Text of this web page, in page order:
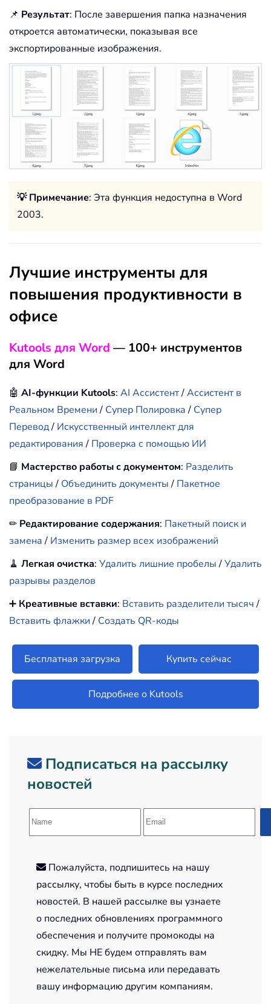
📌 Результат: После завершения папка назначения
откроется автоматически, показывая все
экспортированные изображения.
💡 Примечание: Эта функция недоступна в Word
2003.
Лучшие инструменты для
повышения продуктивности в
офисе
Kutools для Word — 100+ инструментов
для Word
🤖 AI-функции Kutools: AI Ассистент/Ассистент в
Реальном Времени/ Супер Полировка/ Супер
Перевод/ Искусственный интеллект для
редактирования/ Проверка с помощью ИИ
📘 Мастерство работы с документом: Разделить
страницы/ Объединить документы/ Пакетное
преобразование в PDF
✏ Редактирование содержания: Пакетный поиск и
замена/ Изменить размер всех изображений
🧹 Легкая очистка: Удалить лишние пробелы/Удалить
разрывы разделов
➕ Креативные вставки: Вставить разделители тысяч/
Вставить флажки/ Создать QR-коды
Бесплатная загрузка Купить сейчас
Подробнее о Kutools
Подписаться на рассылку
новостей
Пожалуйста, подпишитесь на нашу
рассылку, чтобы быть в курсе последних
новостей. В нашей рассылке вы узнаете
о последних обновлениях программного
обеспечения и получите промокоды на
скидку. Мы НЕ будем отправлять вам
нежелательные письма или передавать
вашу информацию другим компаниям.